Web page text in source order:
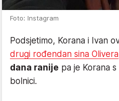
Foto: Instagram
Podsjetimo, Korana i Ivan
drugi rođendan sina Olivera
dana ranije pa je Korana
bolnici.